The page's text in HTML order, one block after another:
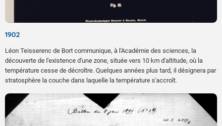
1902
Léon Teisserenc de Bort communique, à l'Académie des sciences, la
découverte de l'existence d'une zone, située vers 10 km d'altitude, où la
température cesse de décroître. Quelques années plus tard, il désignera par
stratosphère la couche dans laquelle la température s'accroît.